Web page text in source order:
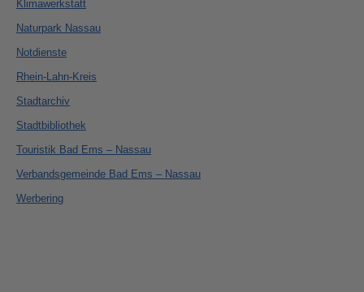
Klimawerkstatt
Naturpark Nassau
Notdienste
Rhein-Lahn-Kreis
Stadtarchiv
Stadtbibliothek
Touristik Bad Ems – Nassau
Verbandsgemeinde Bad Ems – Nassau
Werbering